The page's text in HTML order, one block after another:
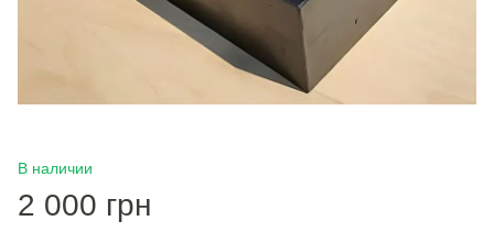
В наличии
2 000 грн